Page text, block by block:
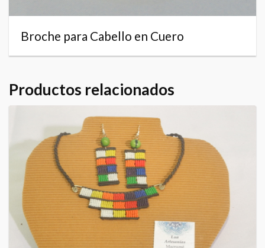
Broche para Cabello en Cuero
Productos relacionados